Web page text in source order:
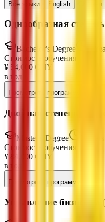
Все языки English Chinese
Однообразная
Bachelor's Degree 4
Стоимость обучения
¥ 54,000 CNY
в год
Посмотреть программу
Двойная степень
Master's Degree
Стоимость обучения
¥ 84,000 CNY
в год
Посмотреть программу
Управление